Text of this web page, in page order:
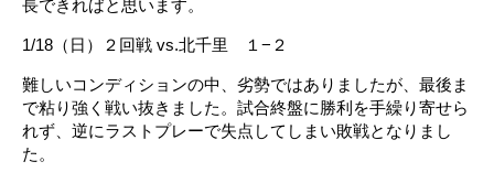
長できればと思います。
1/18（日）２回戦 vs.北千里 １−２
難しいコンディションの中、劣勢ではありましたが、最後ま
で粘り強く戦い抜きました。試合終盤に勝利を手繰り寄せら
れず、逆にラストプレーで失点してしまい敗戦となりまし
た。